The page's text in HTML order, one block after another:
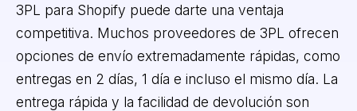
3PL para Shopify puede darte una ventaja
competitiva. Muchos proveedores de 3PL ofrecen
opciones de envío extremadamente rápidas, como
entregas en 2 días, 1 día e incluso el mismo día. La
entrega rápida y la facilidad de devolución son